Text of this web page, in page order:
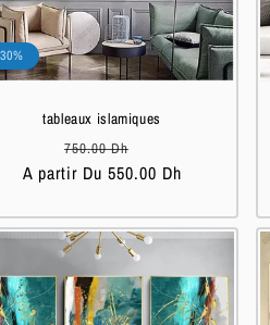
tableaux islamiques
Prix
habituel
750.00 Dh
soldé
A partir Du 550.00 Dh